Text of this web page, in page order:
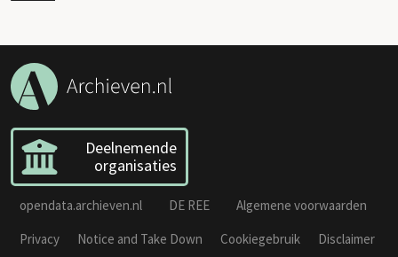
Deelnemende
organisaties
opendata.archieven.nl DE REE
Algemene voorwaarden
Privacy
Notice and Take Down Cookiegebruik
Disclaimer